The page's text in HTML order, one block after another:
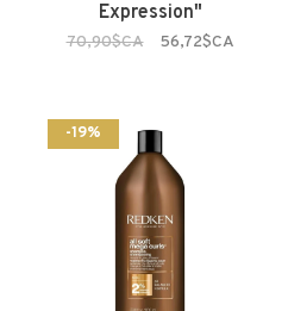
Expression"
70,90$CA 56,72$CA
-19%